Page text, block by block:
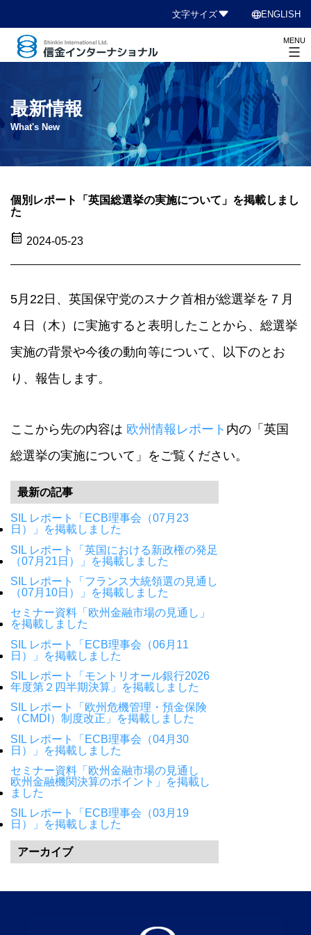
ン
ン
ス
文字サイズ languageENGLISH
イ
ン
タ
シ
ョ
ナ
MENU
最新情報
What's New
個別レポート「英国総選挙の実施について」を掲載しまし
た
calendar_month 2024-05-23
5月22日、英国保守党のスナク首相が総選挙を７月
４日（木）に実施すると表明したことから、総選挙
実施の背景や今後の動向等について、以下のとお
り、報告します。
ここから先の内容は 欧州情報レポート 内の「英国
総選挙の実施について」をご覧ください。
最新の記事
SIL レポート「ECB理事会（07月23
日）」を掲載しました
SIL レポート「英国における新政権の発足
（07月21日）」を掲載しました
SIL レポート「フランス大統領選の見通し
（07月10日）」を掲載しました
セミナー資料「欧州金融市場の見通し」
を掲載しました
SIL レポート「ECB理事会（06月11
日）」を掲載しました
SIL レポート「モントリオール銀行2026
年度第２四半期決算」を掲載しました
SIL レポート「欧州危機管理・預金保険
（CMDI）制度改正」を掲載しました
SIL レポート「ECB理事会（04月30
日）」を掲載しました
セミナー資料「欧州金融市場の見通し
欧州金融機関決算のポイント」を掲載し
ました
SIL レポート「ECB理事会（03月19
日）」を掲載しました
アーカイブ